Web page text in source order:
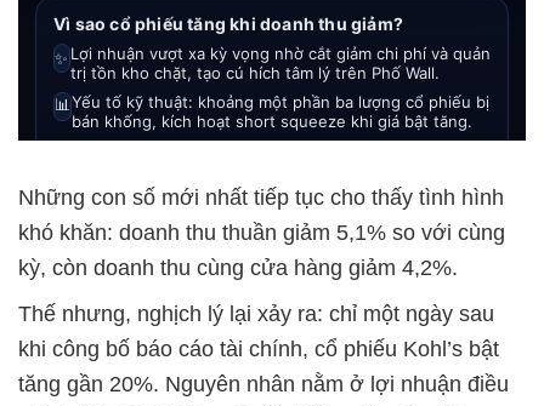
Những con số mới nhất tiếp tục cho thấy tình hình
khó khăn: doanh thu thuần giảm 5,1% so với cùng
kỳ, còn doanh thu cùng cửa hàng giảm 4,2%.
Thế nhưng, nghịch lý lại xảy ra: chỉ một ngày sau
khi công bố báo cáo tài chính, cổ phiếu Kohl’s bật
tăng gần 20%. Nguyên nhân nằm ở lợi nhuận điều